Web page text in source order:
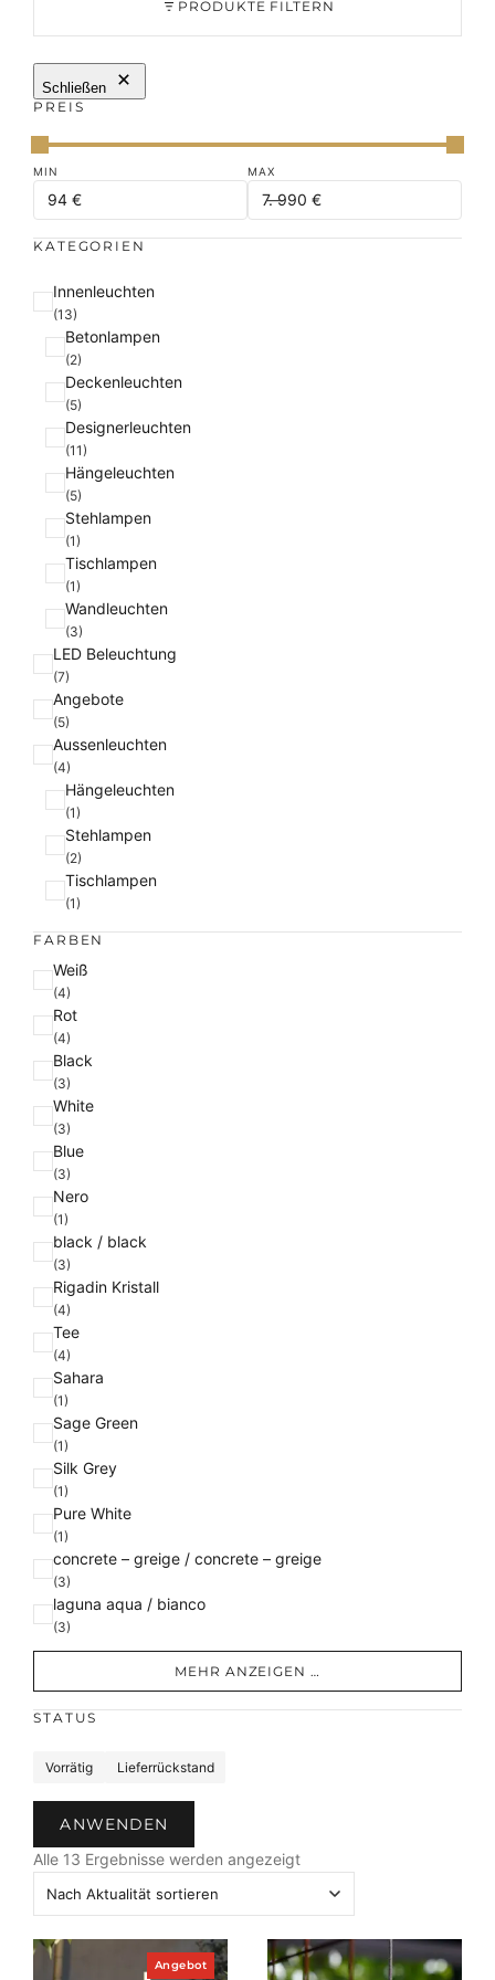
PRODUKTE FILTERN
Schließen
PREIS
KATEGORIEN
K
a
Innenleuchten
(13)
Betonlampen
(2)
Deckenleuchten
(5)
Designerleuchten
(11)
Hängeleuchten
(5)
Stehlampen
(1)
Tischlampen
(1)
Wandleuchten
(3)
LED Beleuchtung
(7)
Angebote
(5)
Aussenleuchten
(4)
Hängeleuchten
(1)
Stehlampen
(2)
Tischlampen
(1)
FARBEN
F
a
r
b
e
Weiß
(4)
Rot
(4)
Black
(3)
White
(3)
Blue
(3)
Nero
(1)
black / black
(3)
Rigadin Kristall
(4)
Tee
(4)
Sahara
(1)
Sage Green
(1)
Silk Grey
(1)
Pure White
(1)
concrete – greige / concrete – greige
(3)
laguna aqua / bianco
(3)
MEHR ANZEIGEN …
STATUS
u
Vorrätig Lieferrückstand
ANWENDEN
Alle 13 Ergebnisse werden angezeigtN
A
AngebotP